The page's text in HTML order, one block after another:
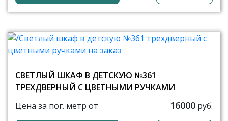
СВЕТЛЫЙ ШКАФ В ДЕТСКУЮ №361
ТРЕХДВЕРНЫЙ С ЦВЕТНЫМИ РУЧКАМИ
Цена за пог. метр от
16000 руб.